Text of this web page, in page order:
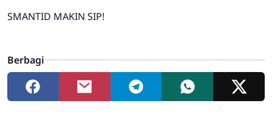
SMANTID MAKIN SIP!
Berbagi